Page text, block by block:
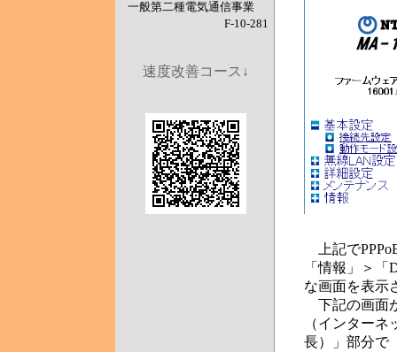
上記で
「情報」＞
な画面を表示
下記の画面
（インター
長）」部分で
一般第二種電気通信事業
F-10-281
速度改善コース↓